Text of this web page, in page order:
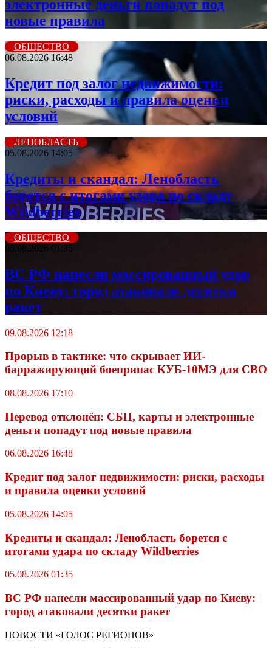
электронные деньги попадут под
новые правила
ОБЩЕСТВО
06.08.2026 16:48
Кредит под залог недвижимости:
риски, расходы и правила оценки
условий
ЛЕНОБЛАСТЬ
05.08.2026 14:05
Кредиты и скандал: Ленобласть
борется с итогами удара по складу
Wildberries
ОБЩЕСТВО
05.08.2026 01:35
ВС РФ нанесли массированный удар
по Киеву: город атаковали десятки
ракет
09.08.2026 12:18
Прорыв в тактике: что скрывает ИИ-
барражирующий боеприпас КУБ-10МЭ для СВО
08.08.2026 17:10
Перевод отклонён: СБП, карты и электронные
деньги попадут под новые правила
06.08.2026 16:48
Кредит под залог недвижимости: риски, расходы
и правила оценки условий
05.08.2026 14:05
Кредиты и скандал: Ленобласть борется с
итогами удара по складу Wildberries
05.08.2026 01:35
ВС РФ нанесли массированный удар по Киеву:
город атаковали десятки ракет
НОВОСТИ «ГОЛОС РЕГИОНОВ»